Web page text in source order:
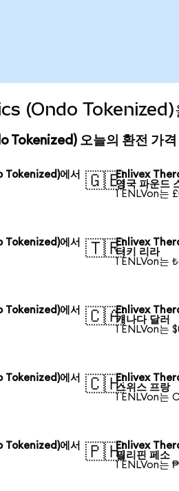
(Ondo Tokenized)을
Tokenized) 오늘의 환전 가격
에서
🇬🇧Enlivex
영국 파운드
1 ENLVon는
에서
🇹🇷Enlivex
터키 리라
1 ENLVon는
에서
🇨🇦Enlivex
캐나다 달러
1 ENLVon는
에서
🇨🇭Enlivex
스위스 프랑
1 ENLVon는
에서
🇵🇭Enlivex
필리핀 페소
1 ENLVon는